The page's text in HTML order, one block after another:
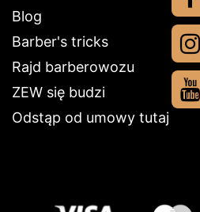
Blog
Barber's tricks
Rajd barberowozu
ZEW się budzi
Odstąp od umowy tutaj